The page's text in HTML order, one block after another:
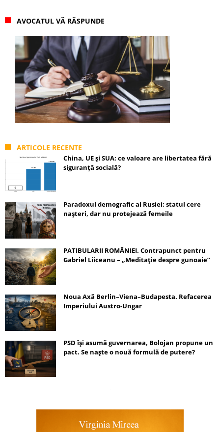
AVOCATUL VĂ RĂSPUNDE
ARTICOLE RECENTE
China, UE și SUA: ce valoare are libertatea fără
siguranță socială?
Paradoxul demografic al Rusiei: statul cere
nașteri, dar nu protejează femeile
PATIBULARII ROMÂNIEI. Contrapunct pentru
Gabriel Liiceanu – „Meditație despre gunoaie”
Noua Axă Berlin–Viena–Budapesta. Refacerea
Imperiului Austro-Ungar
PSD își asumă guvernarea, Bolojan propune un
pact. Se naște o nouă formulă de putere?